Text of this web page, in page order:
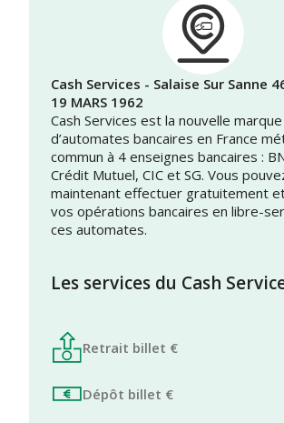
Cash Services - Salaise Sur Sanne
19 MARS 1962
Cash Services est la nouvelle
d’automates bancaires en France
commun à 4 enseignes bancaires :
Crédit Mutuel, CIC et SG. Vous
maintenant effectuer gratuitement
vos opérations bancaires en libre-
ces automates.
Les services du Cash
Retrait billet €
Dépôt billet €